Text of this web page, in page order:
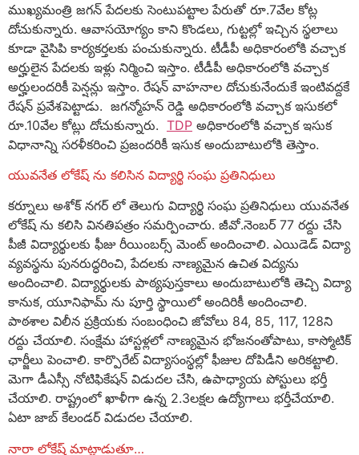
ముఖ్యమంత్రి జగన్ పేదలకు సెంటుపట్టాల పేరుతో రూ.7వేల కోట్ల
దోచుకున్నారు. ఆవాసయోగ్యం కాని కొండలు, గుట్టల్లో ఇచ్చిన స్థలాలు
కూడా వైసిపి కార్యకర్తలకు పంచుకున్నారు. టీడీపీ అధికారంలోకి వచ్చాక
అర్హులైన పేదలకు ఇళ్లు నిర్మించి ఇస్తాం. టీడీపీ అధికారంలోకి వచ్చాక
అర్హులందరికీ పెన్షన్లు ఇస్తాం. రేషన్ వాహనాల దోచుకునేందుకే ఇంటివద్దకే
రేషన్ ప్రవేశపెట్టాడు. జగన్మోహన్ రెడ్డి అధికారంలోకి వచ్చాక ఇసుకలో
రూ.10వేల కోట్లు దోచుకున్నారు. TDP అధికారంలోకి వచ్చాక ఇసుక
విధానాన్ని సరళీకరించి ప్రజందరికీ ఇసుక అందుబాటులోకి తెస్తాం.
యువనేత లోకేష్ ను కలిసిన విద్యార్థి సంఘ ప్రతినిధులు
కర్నూలు అశోక్ నగర్ లో తెలుగు విద్యార్థి సంఘ ప్రతినిధులు యువనేత
లోకేష్ ను కలిసి వినతిపత్రం సమర్పించారు. జీవో.నెంబర్ 77 రద్దు చేసి
పీజీ విద్యార్థులకు ఫీజు రీయింబర్స్ మెంట్ అందించాలి. ఎయిడెడ్ విద్యా
వ్యవస్థను పునరుద్ధరించి, పేదలకు నాణ్యమైన ఉచిత విద్యను
అందించాలి. విద్యార్థులకు పాఠ్యపుస్తకాలు అందుబాటులోకి తెచ్చి విద్యా
కానుక, యూనిఫామ్ ను పూర్తి స్థాయిలో అందిరికీ అందించాలి.
పాఠశాల విలీన ప్రక్రియకు సంబంధించి జోవోలు 84, 85, 117, 128ని
రద్దు చేయాలి. సంక్షేమ హాస్టళ్లలో నాణ్యమైన భోజనంతోపాటు, కాస్మోటిక్
ఛార్జీలు పెంచాలి. కార్పొరేట్ విద్యాసంస్థల్లో ఫీజుల దోపిడీని అరికట్టాలి.
మెగా డీఎస్సీ నోటిఫికేషన్ విడుదల చేసి, ఉపాధ్యాయ పోస్టులు భర్తీ
చేయాలి. రాష్ట్రంలో ఖాళీగా ఉన్న 2.3లక్షల ఉద్యోగాలు భర్తీచేయాలి.
ఏటా జాబ్ కేలండర్ విడుదల చేయాలి.
నారా లోకేష్ మాట్లాడుతూ…